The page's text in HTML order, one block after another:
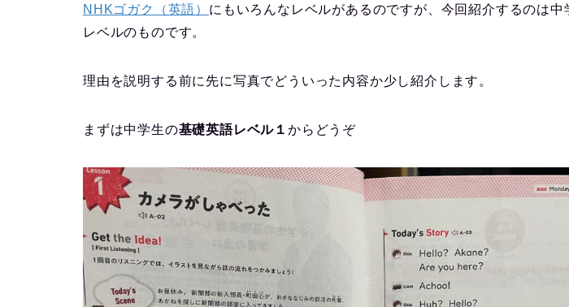
NHKゴガク（英語） にもいろんなレベルがあるのですが、今回紹介するのは中
レベルのものです。
理由を説明する前に先に写真でどういった内容か少し紹介します。
まずは中学生の基礎英語レベル１からどうぞ